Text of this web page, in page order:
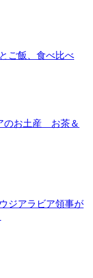
ご飯、食べ比べ
のお土産 お茶＆
ジアラビア領事が